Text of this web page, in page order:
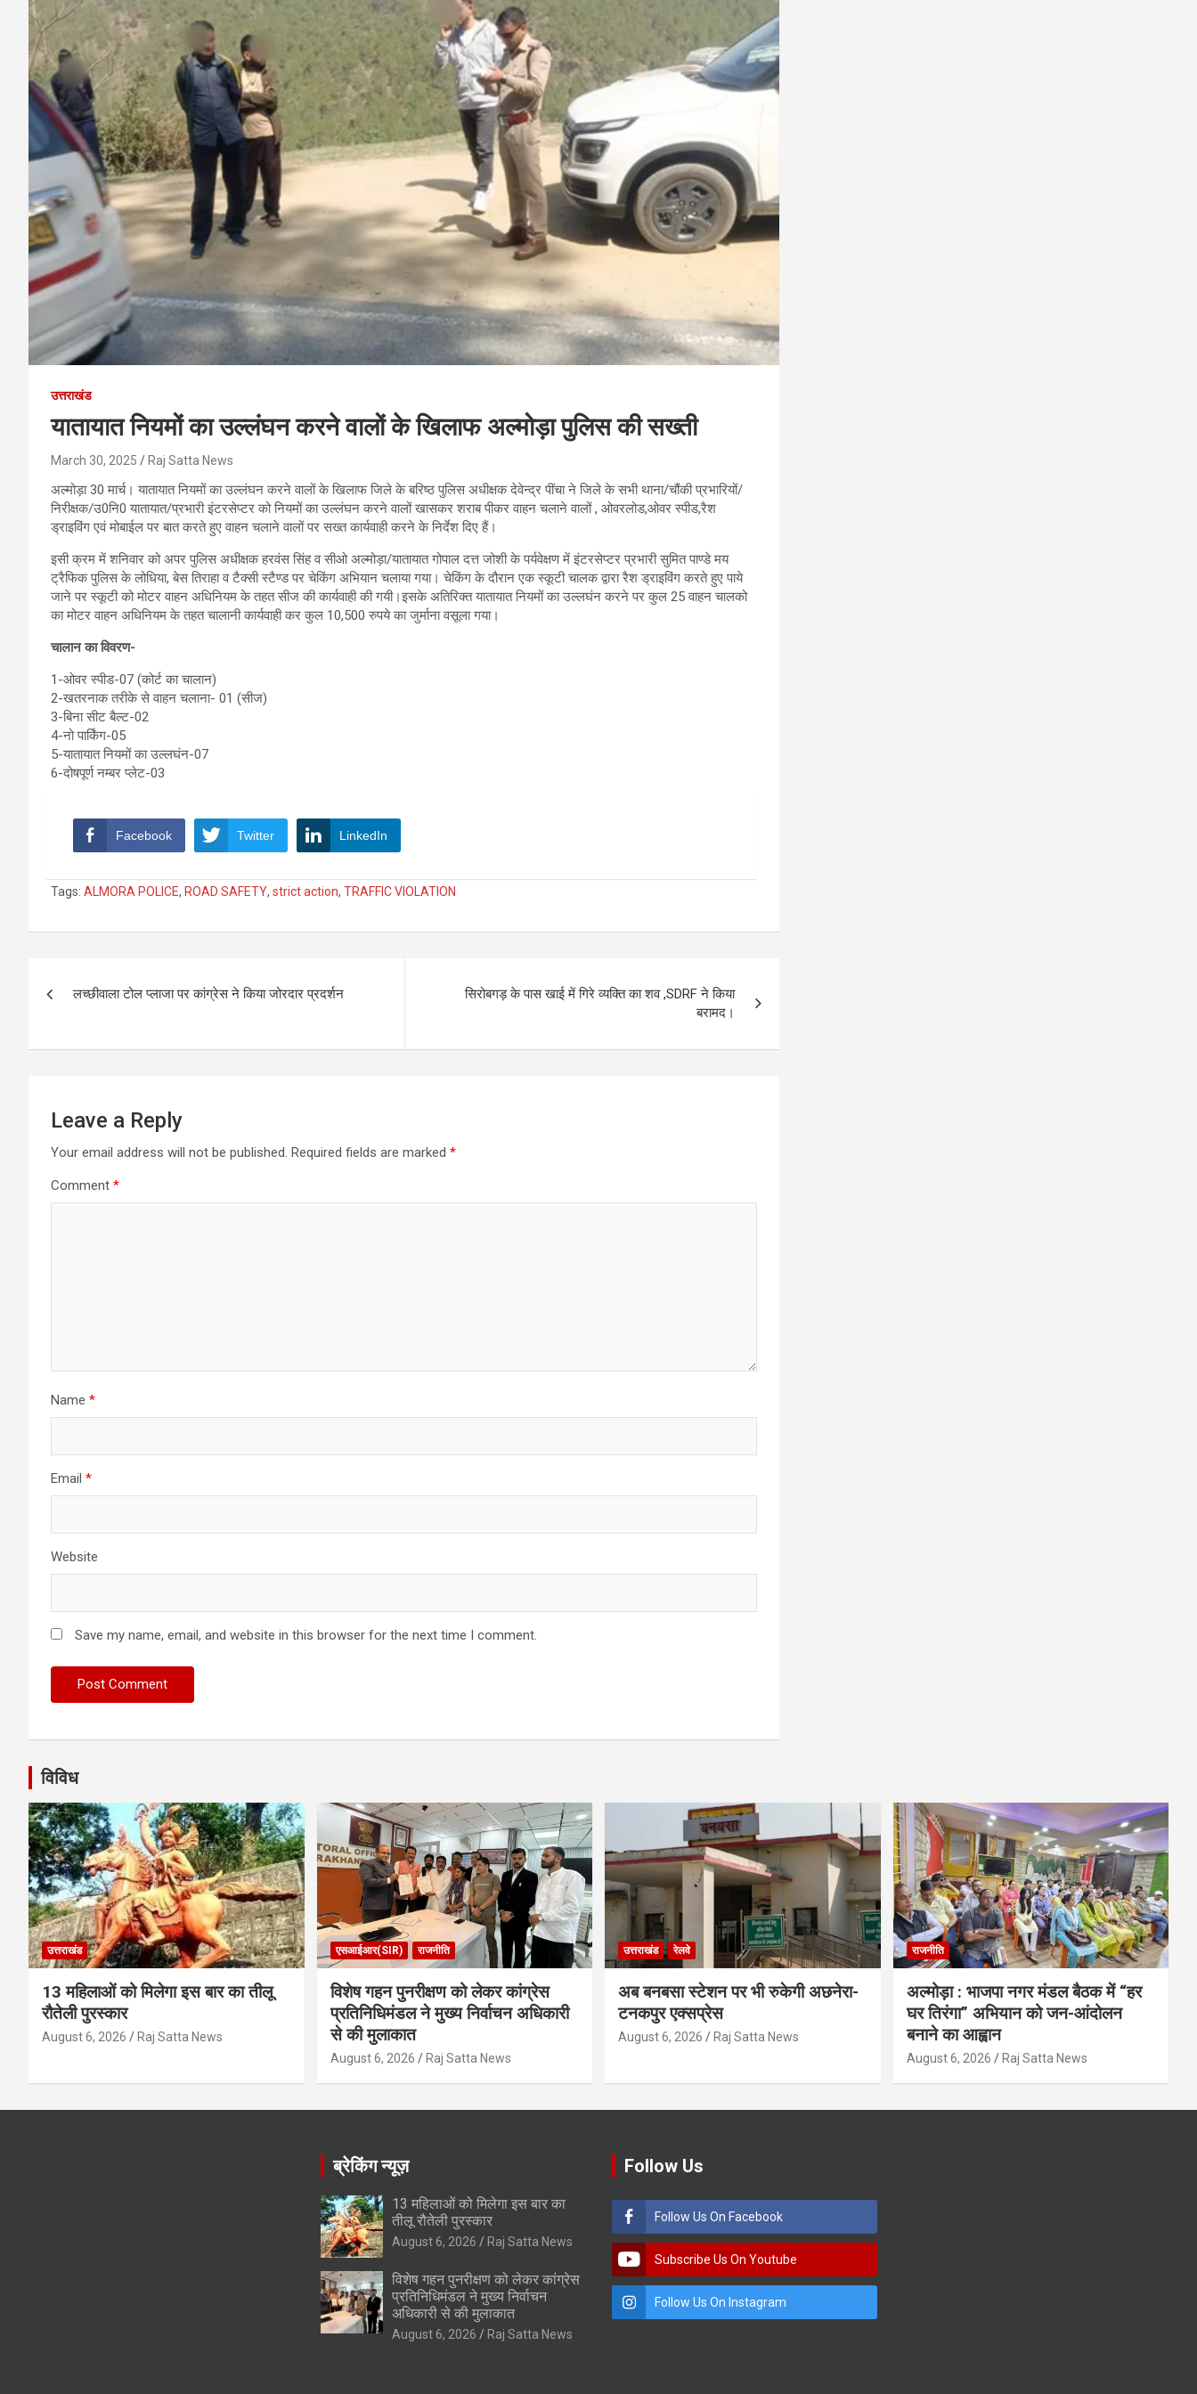
उत्तराखंड
यातायात नियमों का उल्लंघन करने वालों के खिलाफ अल्मोड़ा पुलिस की सख्ती
March 30, 2025 Raj Satta News
अल्मोड़ा 30 मार्च। यातायात नियमों का उल्लंघन करने वालों के खिलाफ जिले के बरिष्ठ पुलिस अधीक्षक देवेन्द्र पींचा ने जिले के सभी थाना/चौंकी प्रभारियों/
निरीक्षक/उ0नि0 यातायात/प्रभारी इंटरसेप्टर को नियमों का उल्लंघन करने वालों खासकर शराब पीकर वाहन चलाने वालों , ओवरलोड,ओवर स्पीड,रैश
ड्राइविंग एवं मोबाईल पर बात करते हुए वाहन चलाने वालों पर सख्त कार्यवाही करने के निर्देश दिए हैं।
इसी क्रम में शनिवार को अपर पुलिस अधीक्षक हरवंस सिंह व सीओ अल्मोड़ा/यातायात गोपाल दत्त जोशी के पर्यवेक्षण में इंटरसेप्टर प्रभारी सुमित पाण्डे मय
ट्रैफिक पुलिस के लोधिया, बेस तिराहा व टैक्सी स्टैण्ड पर चेकिंग अभियान चलाया गया। चेकिंग के दौरान एक स्कूटी चालक द्वारा रैश ड्राइविंग करते हुए पाये
जाने पर स्कूटी को मोटर वाहन अधिनियम के तहत सीज की कार्यवाही की गयी।इसके अतिरिक्त यातायात नियमों का उल्लघंन करने पर कुल 25 वाहन चालको
का मोटर वाहन अधिनियम के तहत चालानी कार्यवाही कर कुल 10,500 रुपये का जुर्माना वसूला गया।
चालान का विवरण-
1-ओवर स्पीड-07 (कोर्ट का चालान)
2-खतरनाक तरीके से वाहन चलाना- 01 (सीज)
3-बिना सीट बैल्ट-02
4-नो पार्किंग-05
5-यातायात नियमों का उल्लघंन-07
6-दोषपूर्ण नम्बर प्लेट-03
Facebook Twitter LinkedIn
Tags: ALMORA POLICE, ROAD SAFETY, strict action, TRAFFIC VIOLATION
लच्छीवाला टोल प्लाजा पर कांग्रेस ने किया जोरदार प्रदर्शन
सिरोबगड़ के पास खाई में गिरे व्यक्ति का शव ,SDRF ने किया
बरामद।
Leave a Reply
Your email address will not be published. Required fields are marked *
Comment *
Name *
Email *
Website
Save my name, email, and website in this browser for the next time I comment.
विविध
उत्तराखंड
13 महिलाओं को मिलेगा इस बार का तीलू
रौतेली पुरस्कार
August 6, 2026 Raj Satta News
एसआईआर(SIR) राजनीति
विशेष गहन पुनरीक्षण को लेकर कांग्रेस
प्रतिनिधिमंडल ने मुख्य निर्वाचन अधिकारी
से की मुलाकात
August 6, 2026 Raj Satta News
उत्तराखंड रेलवे
अब बनबसा स्टेशन पर भी रुकेगी अछनेरा-
टनकपुर एक्सप्रेस
August 6, 2026 Raj Satta News
राजनीति
अल्मोड़ा : भाजपा नगर मंडल बैठक में “हर
घर तिरंगा” अभियान को जन-आंदोलन
बनाने का आह्वान
August 6, 2026 Raj Satta News
ब्रेकिंग न्यूज़
13 महिलाओं को मिलेगा इस बार का
तीलू रौतेली पुरस्कार
August 6, 2026 Raj Satta News
विशेष गहन पुनरीक्षण को लेकर कांग्रेस
प्रतिनिधिमंडल ने मुख्य निर्वाचन
अधिकारी से की मुलाकात
August 6, 2026 Raj Satta News
Follow Us
Follow Us On Facebook
Subscribe Us On Youtube
Follow Us On Instagram